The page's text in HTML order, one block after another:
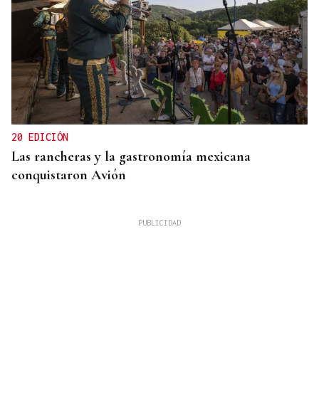
20 EDICIÓN
Las rancheras y la gastronomía mexicana
conquistaron Avión